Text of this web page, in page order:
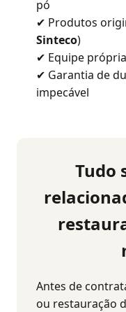
pó
✔ Produtos
Sinteco)
✔ Equipe
✔ Garantia de
impecável
Tudo
Antes de
ou restauração